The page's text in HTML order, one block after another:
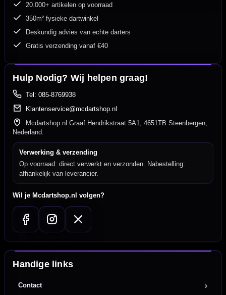
20.000+ artikelen op voorraad
350m² fysieke dartwinkel
Deskundig advies van echte darters
Gratis verzending vanaf €40
Hulp Nodig? Wij helpen graag!
Tel: 085-8769938
Klantenservice@mcdartshop.nl
Mcdartshop.nl Graaf Hendrikstraat 5A1, 4651TB Steenbergen,
Nederland.
Verwerking & verzending
Op voorraad: direct verwerkt en verzonden. Nabestelling:
afhankelijk van leverancier.
Wil je Mcdartshop.nl volgen?
Handige links
Contact